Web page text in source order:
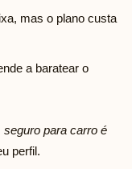
mas o plano custa
a baratear o
seguro para carro é
perfil.